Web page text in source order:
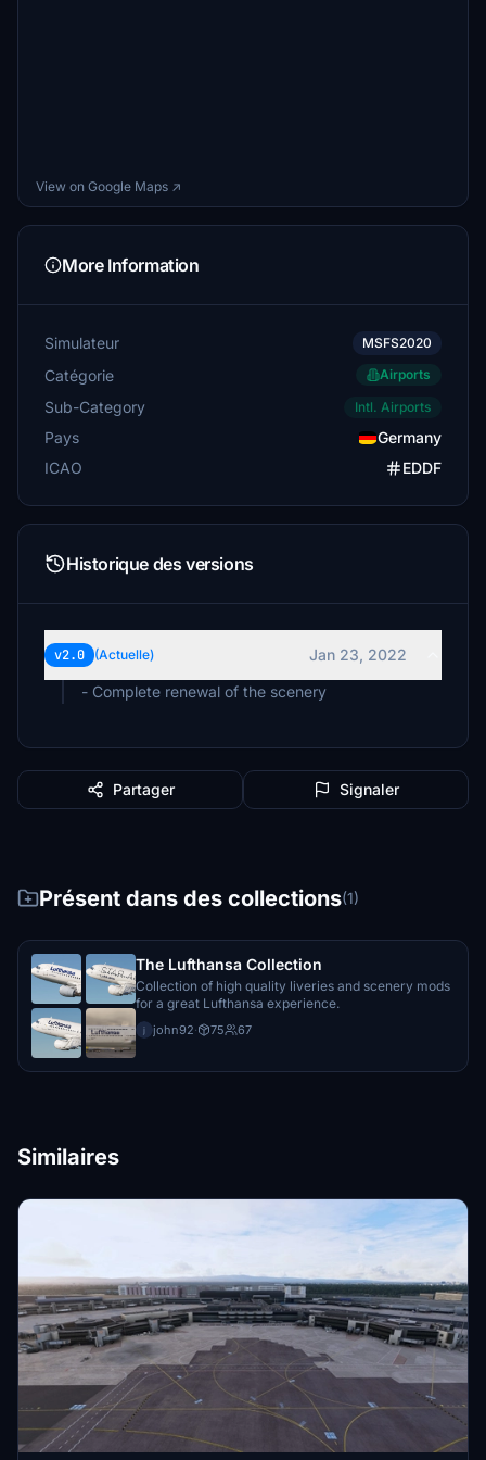
View on Google Maps ↗
More Information
Simulateur MSFS2020
Catégorie Airports
Sub-Category Intl. Airports
Pays
Germany
ICAO
EDDF
Historique des versions
v2.0 (Actuelle)
Jan 23, 2022
- Complete renewal of the scenery
Partager Signaler
Présent dans des collections(1)
The Lufthansa Collection
Collection of high quality liveries and scenery mods
for a great Lufthansa experience.
j john92· 75 67
Similaires